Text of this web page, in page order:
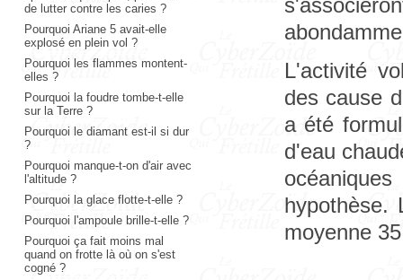
de lutter contre les caries ?
Pourquoi Ariane 5 avait-elle
explosé en plein vol ?
Pourquoi les flammes montent-
elles ?
Pourquoi la foudre tombe-t-elle
sur la Terre ?
Pourquoi le diamant est-il si dur
?
Pourquoi manque-t-on d'air avec
l'altitude ?
Pourquoi la glace flotte-t-elle ?
Pourquoi l'ampoule brille-t-elle ?
Pourquoi ça fait moins mal
quand on frotte là où on s'est
cogné ?
L'activité
des cause
a été
d'eau
hypothèse.
moyenne